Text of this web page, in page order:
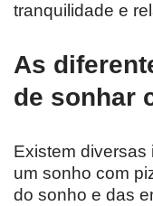
tranquilidade e
As
de sonhar
Existem
um sonho com
do sonho e das